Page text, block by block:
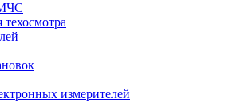
измерителей